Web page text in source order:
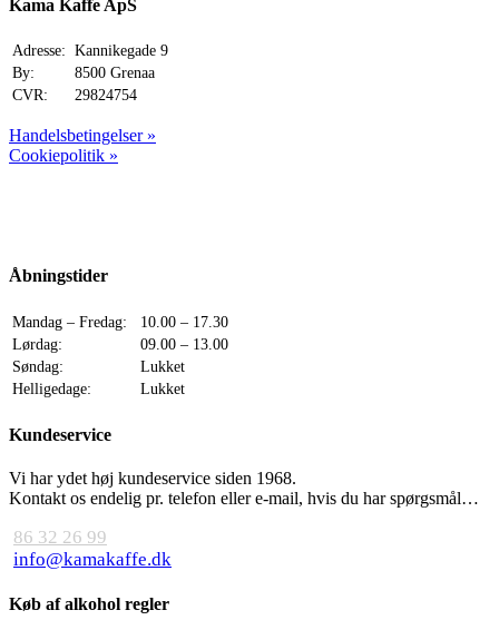
Kama Kaffe ApS
Adresse: Kannikegade 9
By:
8500 Grenaa
CVR:
29824754
Handelsbetingelser »
Cookiepolitik »
Åbningstider
Mandag – Fredag:
10.00 – 17.30
Lørdag:
09.00 – 13.00
Søndag:
Lukket
Helligedage:
Lukket
Kundeservice
Vi har ydet høj kundeservice siden 1968.
Kontakt os endelig pr. telefon eller e-mail, hvis du har spørgsmål…
86 32 26 99
info@kamakaffe.dk
Køb af alkohol regler